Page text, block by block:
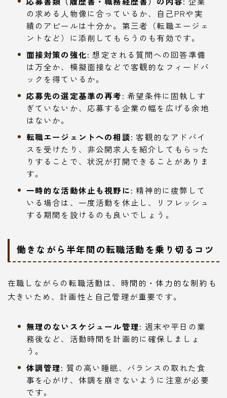
の求める人物像に合っているか、自己PRや実
績のアピールは十分か。第三者（転職エージェ
ントなど）に添削してもらうのも有効です。
面接対策の強化: 想定される質問への回答準備
は万全か、模擬面接などで客観的なフィードバ
ックを得ているか。
応募先の選定基準の再考: 希望条件に固執しす
ぎていないか、応募する企業の幅を広げる余地
はないか。
転職エージェントへの相談: 客観的なアドバイ
スを受けたり、非公開求人を紹介してもらった
りすることで、状況が打開できることがありま
す。
一時的な活動休止も視野に: 精神的に疲弊して
いる場合は、一度活動を休止し、リフレッシュ
する期間を設けるのも良いでしょう。
働きながら半年間の転職活動を乗り切るコツ
在職しながらの転職活動は、時間的・体力的な制約も
大きいため、計画性と自己管理が重要です。
無理のないスケジュール管理: 週末や平日の業
務後など、活動時間を計画的に確保しましょ
う。
体調管理: 質の高い睡眠、バランスの取れた食
事を心がけ、体調を崩さないように注意が必要
です。